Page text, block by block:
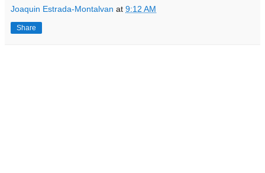
Joaquin Estrada-Montalvan at 9:12 AM
Share